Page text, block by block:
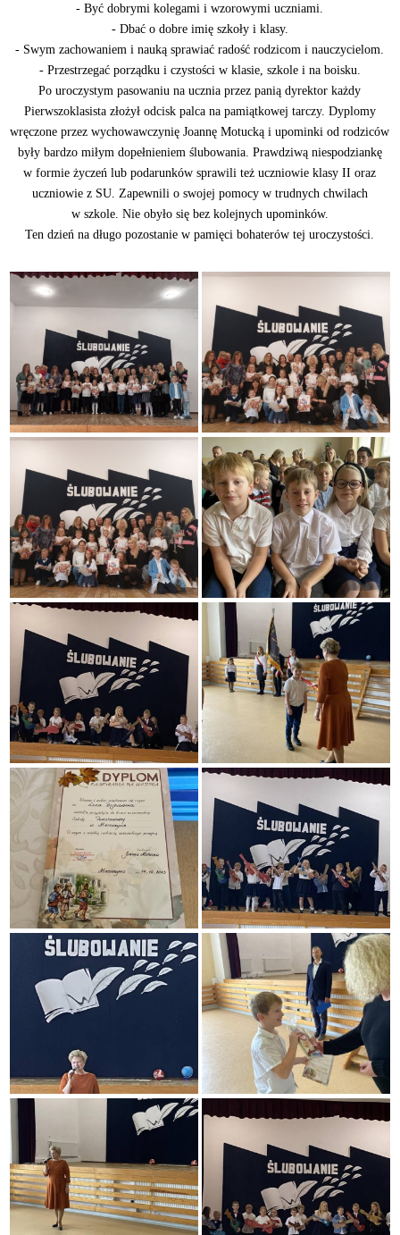
- Być dobrymi kolegami i wzorowymi uczniami.
- Dbać o dobre imięszkoły i klasy.
- Swym zachowaniem i nauką sprawiać radość rodzicom i nauczycielom.
- Przestrzegać porządku i czystości w klasie, szkole i na boisku.
Po uroczystym pasowaniu na ucznia przez panią dyrektor każdy
Pierwszoklasista złożył odcisk palca na pamiątkowej tarczy. Dyplomy
wręczone przez wychowawczynię Joannę Motucką i upominki od rodziców
były bardzo miłym dopełnieniem ślubowania. Prawdziwą niespodziankę
w formie życzeń lub podarunków sprawili też uczniowie klasy II oraz
uczniowie z SU. Zapewnili o swojej pomocy w trudnych chwilach
w szkole. Nie obyło się bez kolejnych upominków.
Ten dzień na długo pozostanie w pamięci bohaterów tej uroczystości.